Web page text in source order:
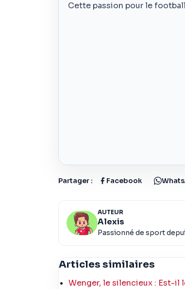
Cette passion pour le
Partager : Facebook
AUTEUR
Alexis
Passionné de sport
Articles similaires
Wenger, le silencieux : Est-il